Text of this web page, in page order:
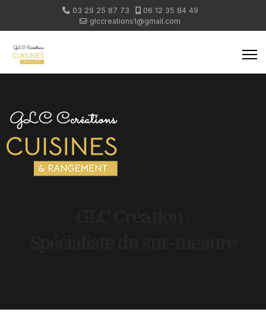
03 29 25 87 73
06 12 35 84 49
glccreations1@gmail.com